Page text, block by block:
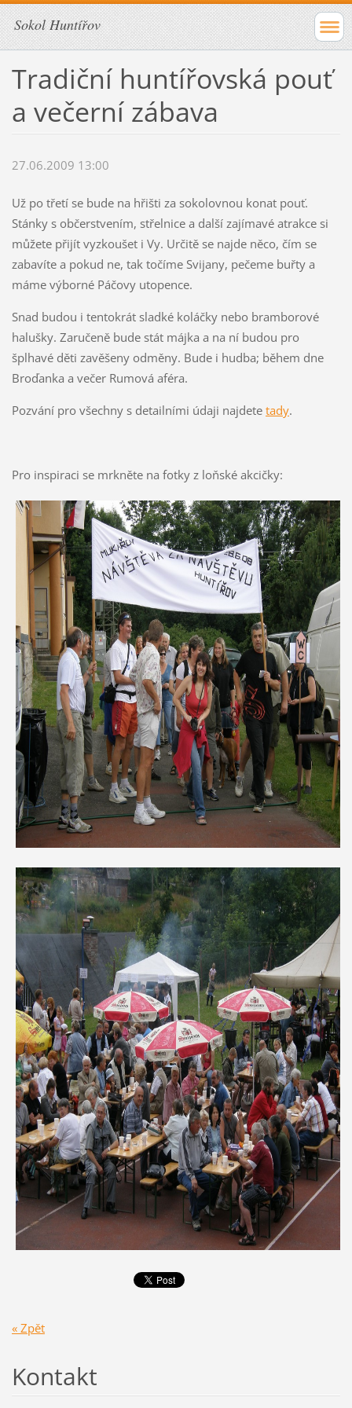
Sokol Huntířov
Tradiční huntířovská pouť
a večerní zábava
27.06.2009 13:00
Už po třetí se bude na hřišti za sokolovnou konat pouť.
Stánky s občerstvením, střelnice a další zajímavé atrakce si
můžete přijít vyzkoušet i Vy. Určitě se najde něco, čím se
zabavíte a pokud ne, tak točíme Svijany, pečeme buřty a
máme výborné Páčovy utopence.
Snad budou i tentokrát sladké koláčky nebo bramborové
halušky. Zaručeně bude stát májka a na ní budou pro
šplhavé děti zavěšeny odměny. Bude i hudba; během dne
Broďanka a večer Rumová aféra.
Pozvání pro všechny s detailními údaji najdete tady.
Pro inspiraci se mrkněte na fotky z loňské akcičky:
« Zpět
Kontakt